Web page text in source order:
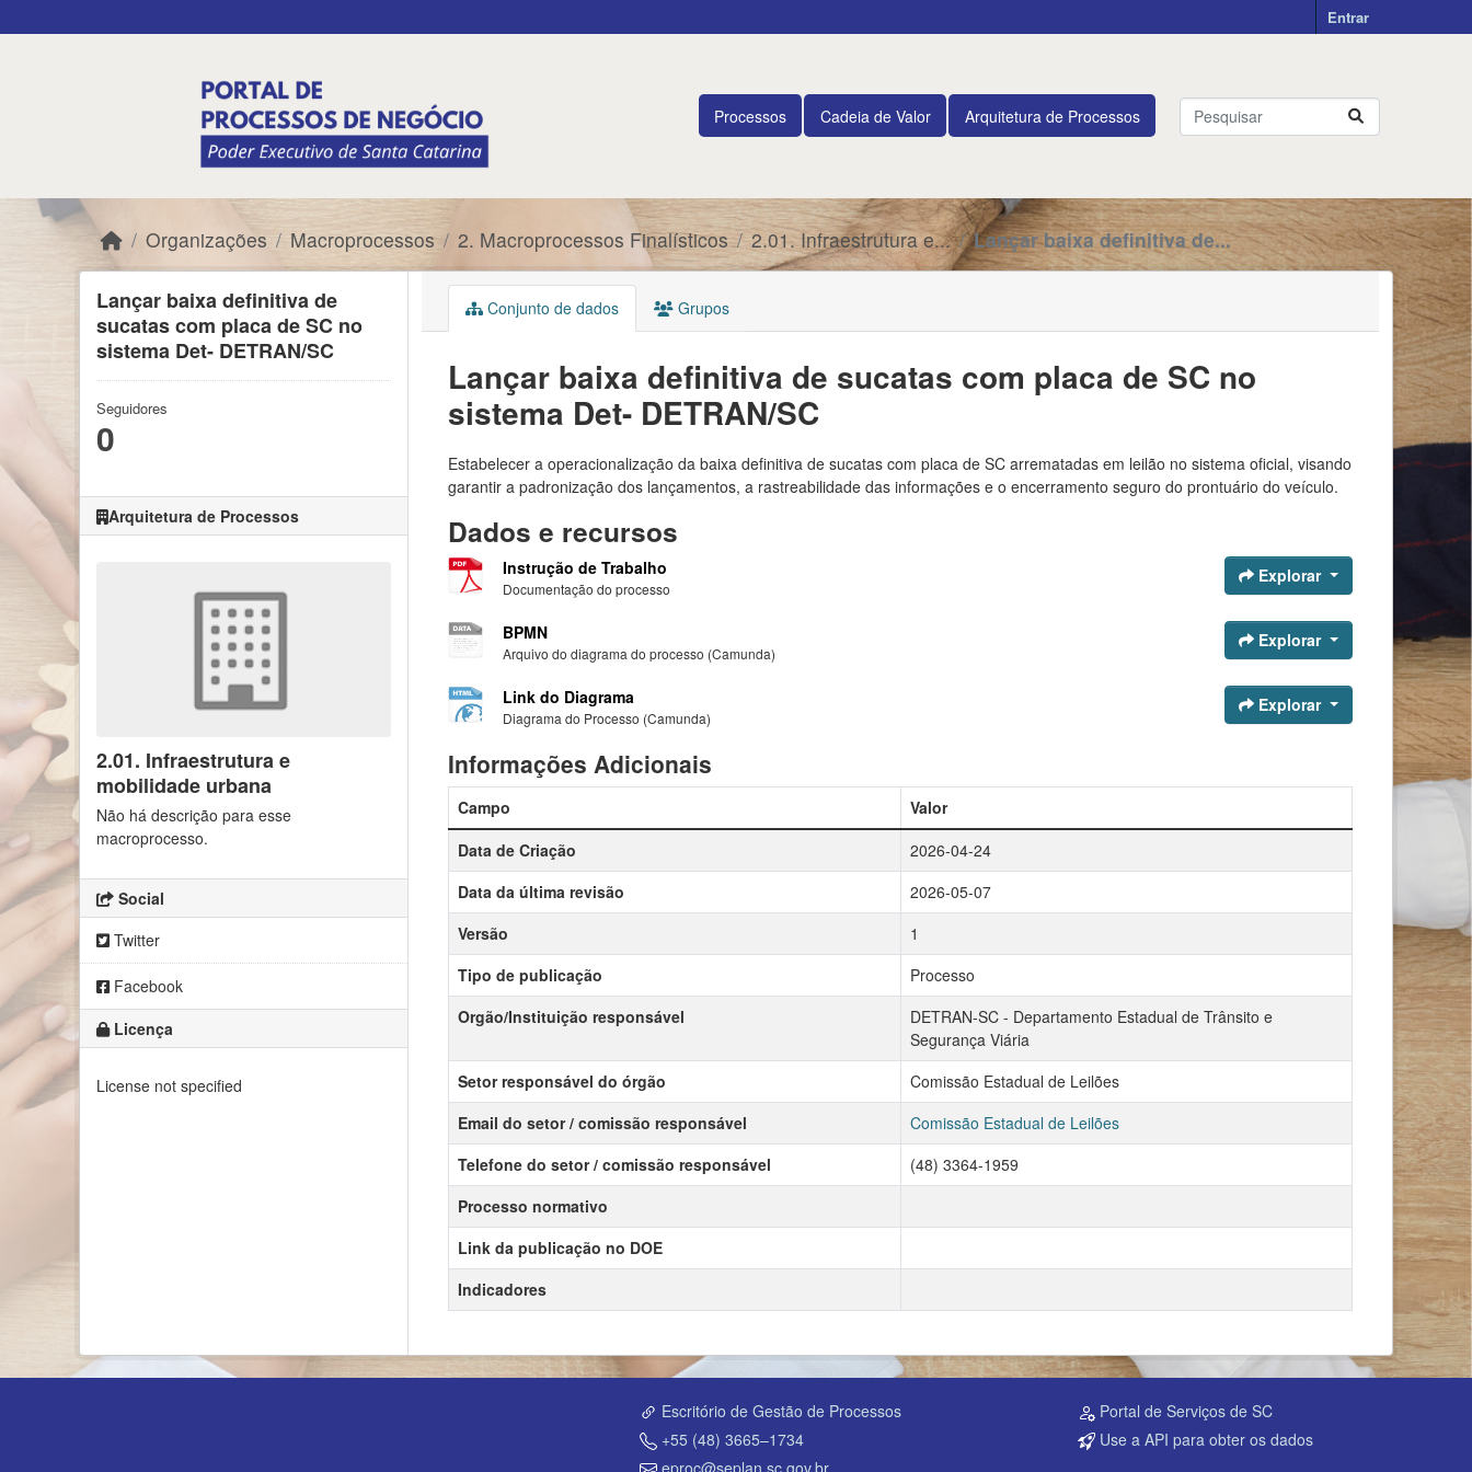
Entrar
Processos Cadeia de Valor Arquitetura de Processos
Organizações Macroprocessos 2. Macroprocessos Finalísticos 2.01. Infraestrutura e... Lançar baixa definitiva de...
Lançar baixa definitiva de
sucatas com placa de SC no
sistema Det- DETRAN/SC
Seguidores
0
Arquitetura de Processos
2.01. Infraestrutura e
mobilidade urbana
Não há descrição para esse
macroprocesso.
Social
Twitter
Facebook
Licença
License not specified
Conjunto de dados Grupos
Lançar baixa definitiva de sucatas com placa de SC no
sistema Det- DETRAN/SC
Estabelecer a operacionalização da baixa definitiva de sucatas com placa de SC arrematadas em leilão no sistema oficial, visando
garantir a padronização dos lançamentos, a rastreabilidade das informações e o encerramento seguro do prontuário do veículo.
Dados e recursos
Instrução de Trabalho
Documentação do processo
Explorar
BPMN
Arquivo do diagrama do processo (Camunda)
Explorar
Link do Diagrama
Diagrama do Processo (Camunda)
Explorar
Informações Adicionais
Campo
Valor
Data de Criação
2026-04-24
Data da última revisão
2026-05-07
Versão
1
Tipo de publicação
Processo
Orgão/Instituição responsável
DETRAN-SC - Departamento Estadual de Trânsito e
Segurança Viária
Setor responsável do órgão
Comissão Estadual de Leilões
Email do setor / comissão responsável
Comissão Estadual de Leilões
Telefone do setor / comissão responsável
(48) 3364-1959
Processo normativo
Link da publicação no DOE
Indicadores
Escritório de Gestão de Processos
+55 (48) 3665–1734
eproc@seplan.sc.gov.br
Portal de Serviços de SC
Use a API para obter os dados